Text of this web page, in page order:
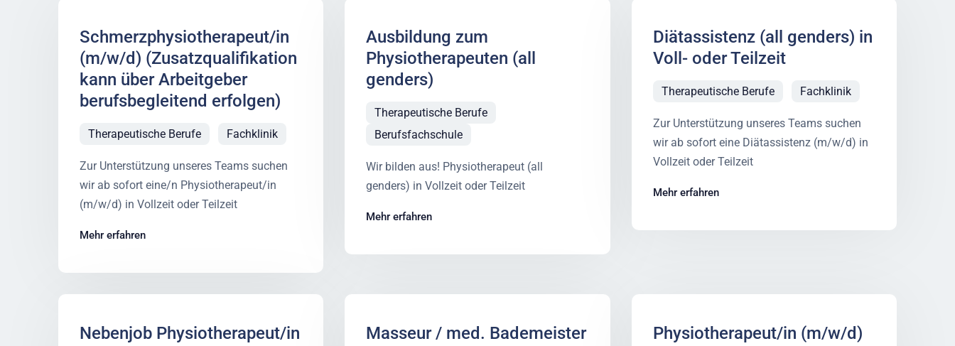
Schmerzphysiotherapeut/in
(m/w/d) (Zusatzqualifikation
kann über Arbeitgeber
berufsbegleitend erfolgen)
Therapeutische Berufe Fachklinik
Zur Unterstützung unseres Teams suchen
wir ab sofort eine/n Physiotherapeut/in
(m/w/d) in Vollzeit oder Teilzeit
Mehr erfahren
Ausbildung zum
Physiotherapeuten (all
genders)
Therapeutische Berufe
Berufsfachschule
Wir bilden aus! Physiotherapeut (all
genders) in Vollzeit oder Teilzeit
Mehr erfahren
Diätassistenz (all genders) in
Voll- oder Teilzeit
Therapeutische Berufe Fachklinik
Zur Unterstützung unseres Teams suchen
wir ab sofort eine Diätassistenz (m/w/d) in
Vollzeit oder Teilzeit
Mehr erfahren
Nebenjob Physiotherapeut/in
Masseur / med. Bademeister
Physiotherapeut/in (m/w/d)